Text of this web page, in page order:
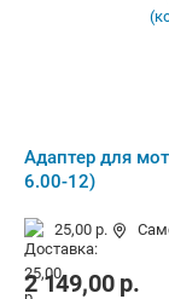
Адаптер для
6.00-12)
25,00 р.
2 149,00р.